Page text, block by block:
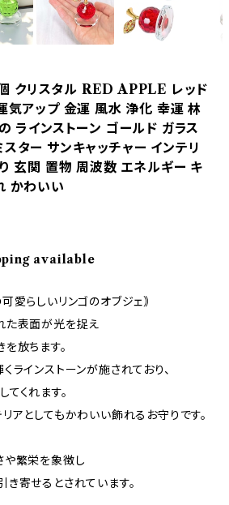
個 クリスタル RED APPLE レッド
気アップ 金運 風水 浄化 幸運 林
ラインストーン ゴールド ガラス
ター サンキャッチャー インテリ
玄関 置物 周波数 エネルギー キ
かわいい
available
愛らしいリンゴのオブジェ｠
た表面が光を捉え
放ちます。
ラインストーンが施されており、
くれます。
アとしてもかわいい飾れるお守りです。
や繁栄を象徴し
寄せるとされています。